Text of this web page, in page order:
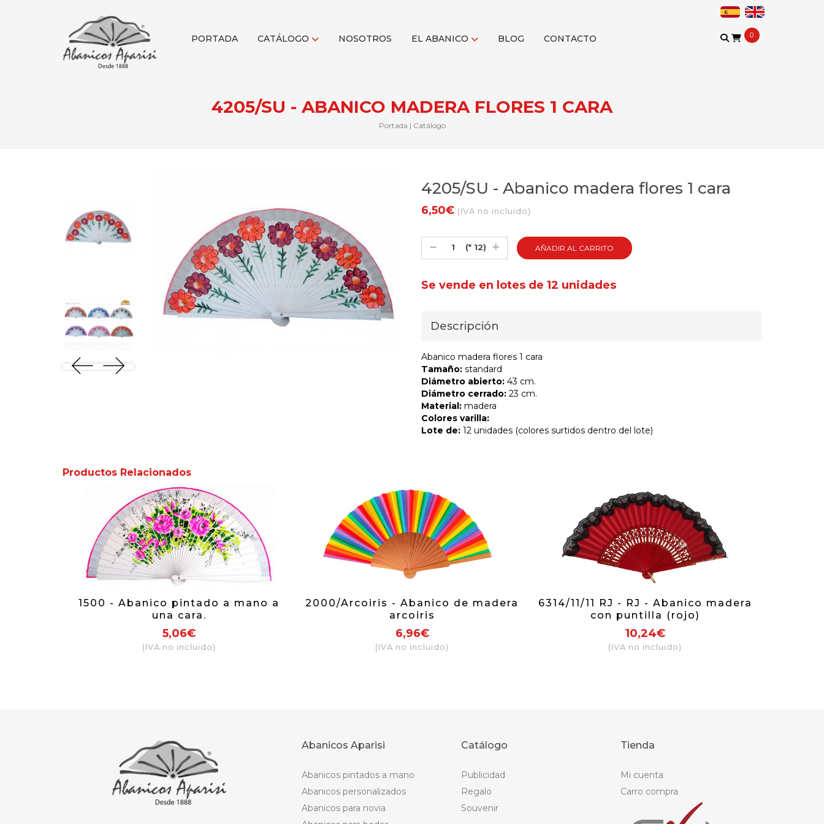
PORTADA CATÁLOGO NOSOTROS EL ABANICO BLOG CONTACTO 0
4205/SU - ABANICO MADERA FLORES 1 CARA
Portada | Catálogo
4205/SU - Abanico madera flores 1 cara
6,50€ (IVA no incluido)
(* 12)
Se vende en lotes de 12 unidades
Descripción
Abanico madera flores 1 cara
Tamaño: standard
Diámetro abierto: 43 cm.
Diámetro cerrado: 23 cm.
Material: madera
Colores varilla:
Lote de: 12 unidades (colores surtidos dentro del lote)
Productos Relacionados
1500 - Abanico pintado a mano a
una cara.
5,06€
(IVA no incluido)
2000/Arcoiris - Abanico de madera
arcoiris
6,96€
(IVA no incluido)
6314/11/11 RJ - RJ - Abanico madera
con puntilla (rojo)
10,24€
(IVA no incluido)
Abanicos Aparisi
Abanicos pintados a mano
Abanicos personalizados
Abanicos para novia
Catálogo
Publicidad
Regalo
Souvenir
Tienda
Mi cuenta
Carro compra